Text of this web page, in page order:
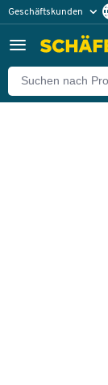
Geschäftskunden
Zurück